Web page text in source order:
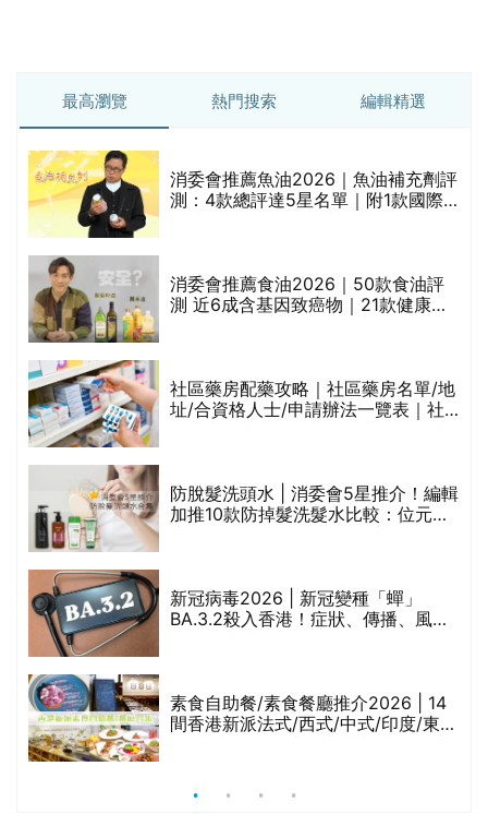
最高瀏覽 熱門搜索 編輯精選
消委會推薦魚油2026｜魚油補充劑評
測：4款總評達5星名單｜附1款國際
消委會推薦食油2026｜50款食油評
測 近6成含基因致癌物｜21款健康煮
社區藥房配藥攻略｜社區藥房名單/地
址/合資格人士/申請辦法一覽表｜社
防脫髮洗頭水 | 消委會5星推介！編輯
加推10款防掉髮洗髮水比較：位元
新冠病毒2026 | 新冠變種「蟬」
BA.3.2殺入香港！症狀、傳播、風險
素食自助餐/素食餐廳推介2026 | 14
間香港新派法式/西式/中式/印度/東南